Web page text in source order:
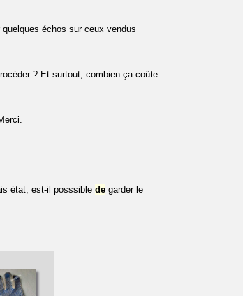
échos sur ceux vendus
? Et surtout, combien ça coûte
état, est-il posssible de garder le